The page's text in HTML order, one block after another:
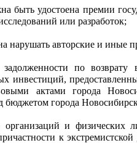
быть удостоена премии
или разработок;
нарушать авторские и иные
по возврату
инвестиций,
актами города
бюджетом города
и физических
к экстремистской